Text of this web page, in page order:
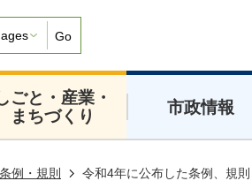
Go
ごと・産業・
まちづくり
市政情報
例・規則 令和4年に公布した条例、規則